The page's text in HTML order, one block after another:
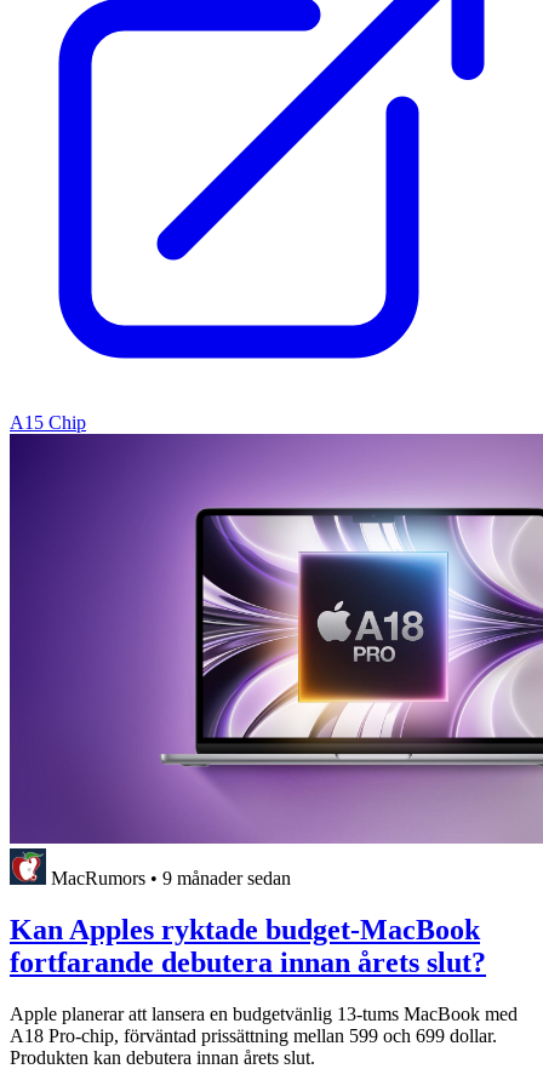
A15 Chip
MacRumors • 9 månader sedan
Kan Apples ryktade budget-MacBook
fortfarande debutera innan årets slut?
Apple planerar att lansera en budgetvänlig 13-tums MacBook med
A18 Pro-chip, förväntad prissättning mellan 599 och 699 dollar.
Produkten kan debutera innan årets slut.